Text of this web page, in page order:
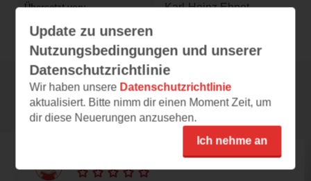
Übersetzt von Karl-Heinz Ebnet
Rezensionen
Update zu unseren
Nutzungsbedingungen und unserer
Datenschutzrichtlinie
Wir haben unsere Datenschutzrichtlinie
aktualisiert. Bitte nimm dir einen Moment Zeit, um
dir diese Neuerungen anzusehen.
Ich nehme an